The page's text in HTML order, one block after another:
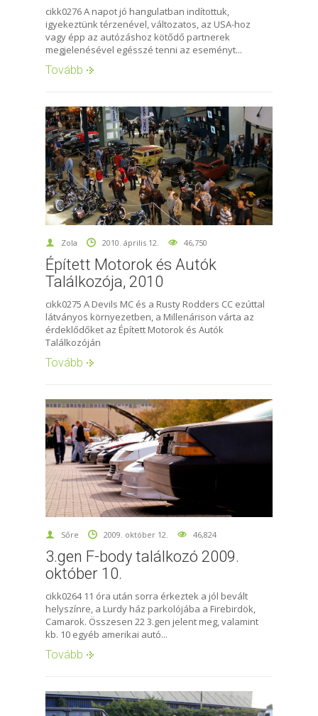
cikk0276 A napot jó hangulatban indítottuk,
igyekeztünk térzenével, változatos, az USA-hoz
vagy épp az autózáshoz kötődő partnerek
megjelenésével egésszé tenni az eseményt...
Tovább
Zola 2010. április 12. 46,750
Épített Motorok és Autók
Találkozója, 2010
cikk0275 A Devils MC és a Rusty Rodders CC ezúttal
látványos környezetben, a Millenárison várta az
érdeklődőket az Épített Motorok és Autók
Találkozóján
Tovább
Sőre 2009. október 12. 46,824
3.gen F-body találkozó 2009.
október 10.
cikk0264 11 óra után sorra érkeztek a jól bevált
helyszínre, a Lurdy ház parkolójába a Firebirdök,
Camarok. Összesen 22 3.gen jelent meg, valamint
kb. 10 egyéb amerikai autó...
Tovább